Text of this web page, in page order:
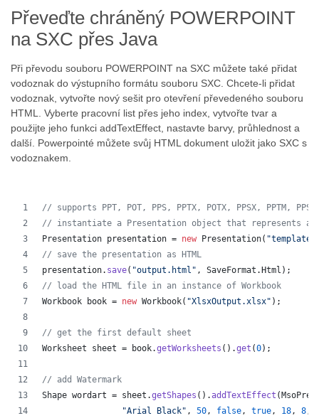
Převeďte chráněný POWERPOINT
na SXC přes Java
Při převodu souboru POWERPOINT na SXC můžete také přidat
vodoznak do výstupního formátu souboru SXC. Chcete-li přidat
vodoznak, vytvořte nový sešit pro otevření převedeného souboru
HTML. Vyberte pracovní list přes jeho index, vytvořte tvar a
použijte jeho funkci addTextEffect, nastavte barvy, průhlednost a
další. Powerpointé můžete svůj HTML dokument uložit jako SXC s
vodoznakem.
// supports PPT, POT, PPS, PPTX, POTX, PPSX, PPTM,
// instantiate a Presentation object that represents a
Presentation presentation = new Presentation(
// save the presentation as HTML
presentation. save( "output.html" , SaveFormat . Html );
// load the HTML file in an instance of Workbook
Workbook
book = new Workbook( "XlsxOutput.xlsx" );
// get the first default sheet
Worksheet
sheet = book.getWorksheets ().get (0);
// add Watermark
Shape wordart = sheet .getShapes ().addTextEffect (
"Arial Black" , 50, false, true, 18, 8,